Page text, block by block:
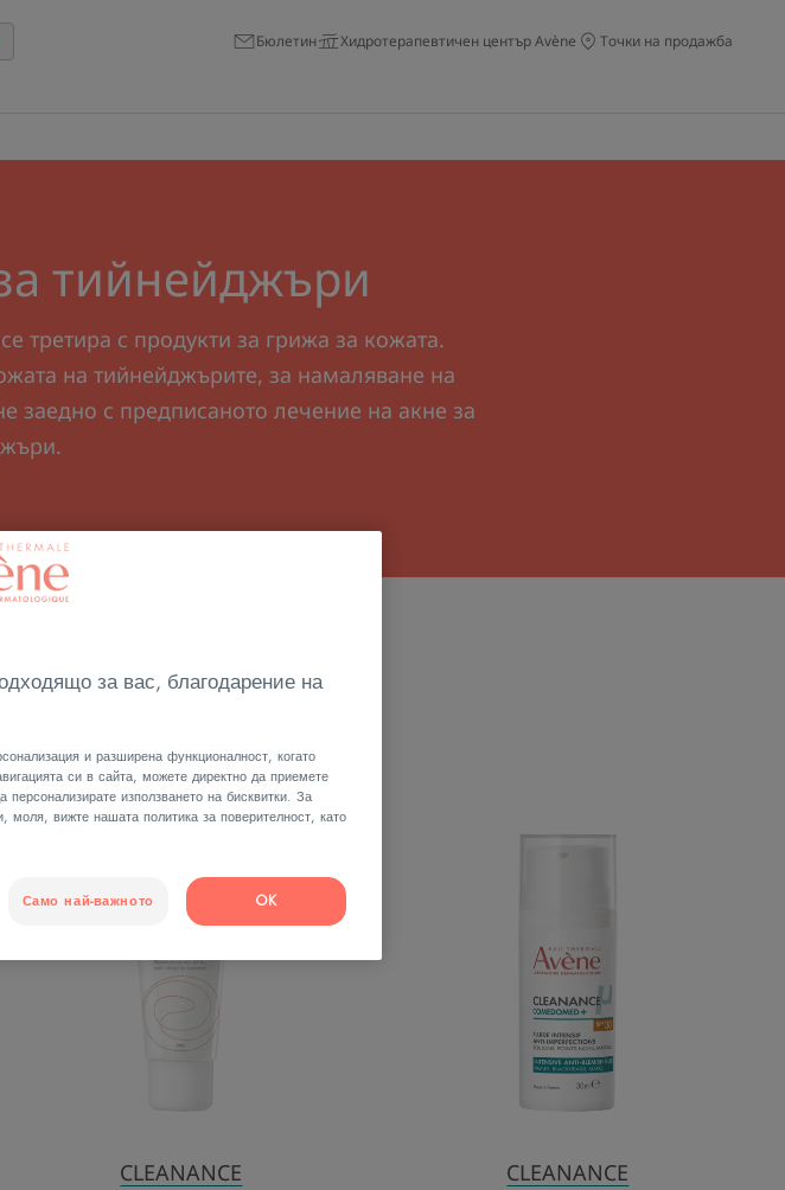
Бюлетин Хидротерапевтичен център Avène Точки на продажба
тийнейджъри
третира с продукти за грижа за кожата.
на тийнейджърите, за намаляване на
заедно с предписаното лечение на акне за
HYDRA
КРЕМ
ЗА
ЛИЦЕ
CLEANANCE
SPF30
CLEANANCE
за вас, благодарение на
и разширена функционалност, когато
си в сайта, можете директно да приемете
използването на бисквитки. За
моля, вижте нашата политика за поверителност, като
Само най-важното OK